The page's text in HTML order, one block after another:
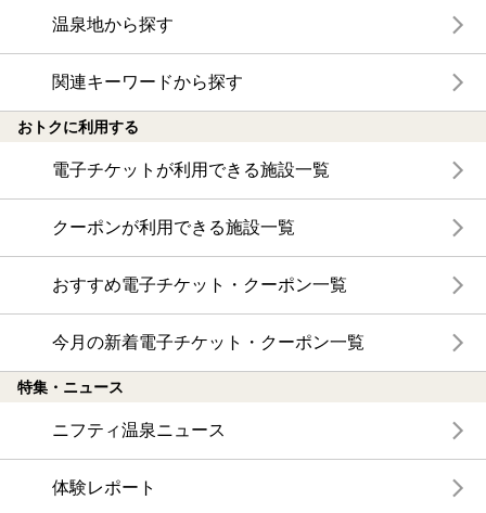
温泉地から探す
関連キーワードから探す
おトクに利用する
電子チケットが利用できる施設一覧
クーポンが利用できる施設一覧
おすすめ電子チケット・クーポン一覧
今月の新着電子チケット・クーポン一覧
特集・ニュース
ニフティ温泉ニュース
体験レポート